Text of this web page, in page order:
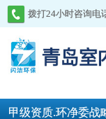
拨打24小时咨询电
甲级资质.环净委战